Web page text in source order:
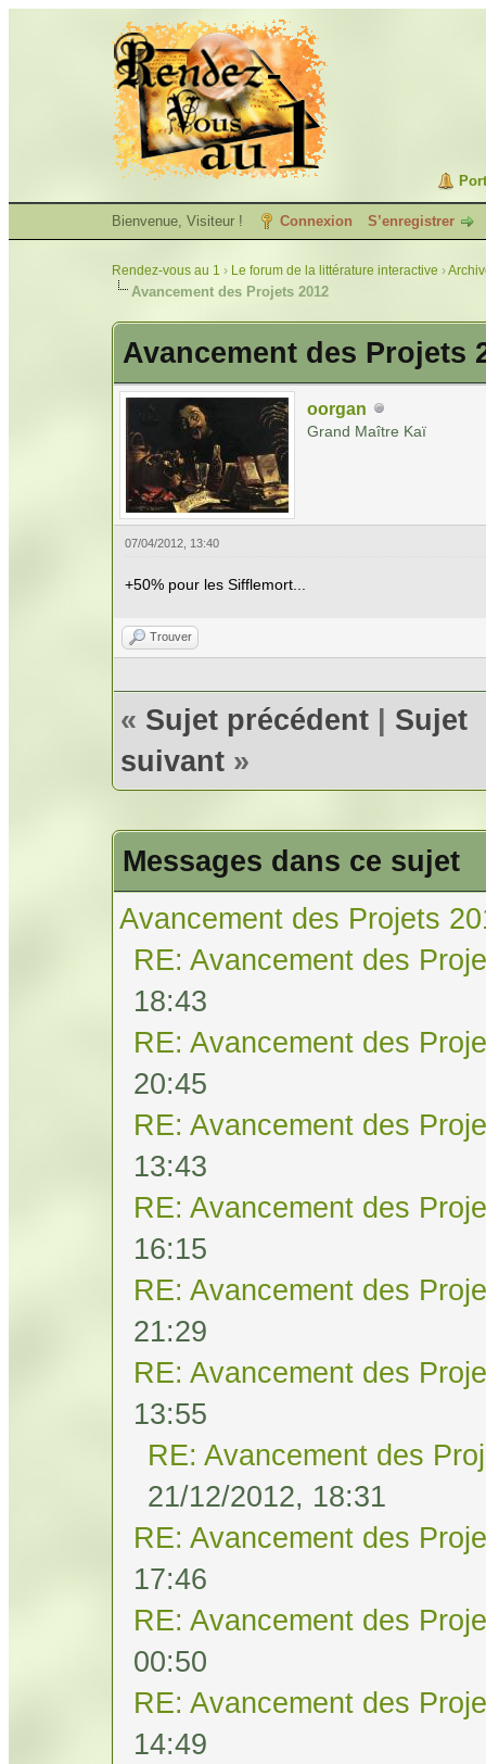
Bienvenue, Visiteur ! Connexion S’enregistrer
Rendez-vous au 1 › Le forum de la littérature interactive ›
Avancement des Projets 2012
Avancement des Projets
oorgan
Grand Maître Kaï
07/04/2012, 13:40
+50% pour les Sifflemort...
Trouver
« Sujet précédent | Sujet
suivant »
Messages dans ce sujet
Avancement des Projets
RE: Avancement des
18:43
RE: Avancement des
20:45
RE: Avancement des
13:43
RE: Avancement des
16:15
RE: Avancement des
21:29
RE: Avancement des
13:55
RE: Avancement des
21/12/2012, 18:31
RE: Avancement des
17:46
RE: Avancement des
00:50
RE: Avancement des
14:49